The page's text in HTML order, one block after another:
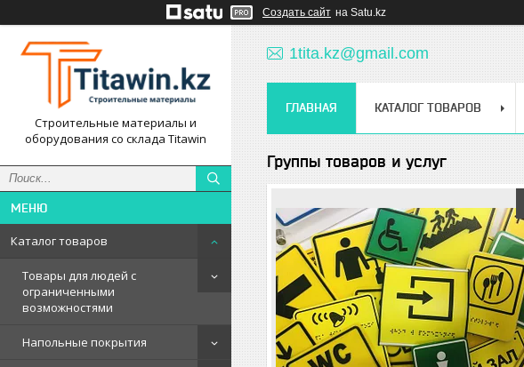
Создать сайт на Satu.kz
Строительные материалы и
оборудования со склада Titawin
Каталог товаров
Товары для людей с
ограниченными
возможностями
Напольные покрытия
1tita.kz@gmail.com
ГЛАВНАЯ КАТАЛОГ ТОВАРОВ
Группы товаров и услуг